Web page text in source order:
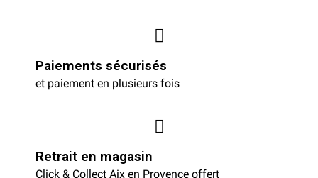
Paiements sécurisés
et paiement en plusieurs fois
Retrait en magasin
Click & Collect Aix en Provence offert